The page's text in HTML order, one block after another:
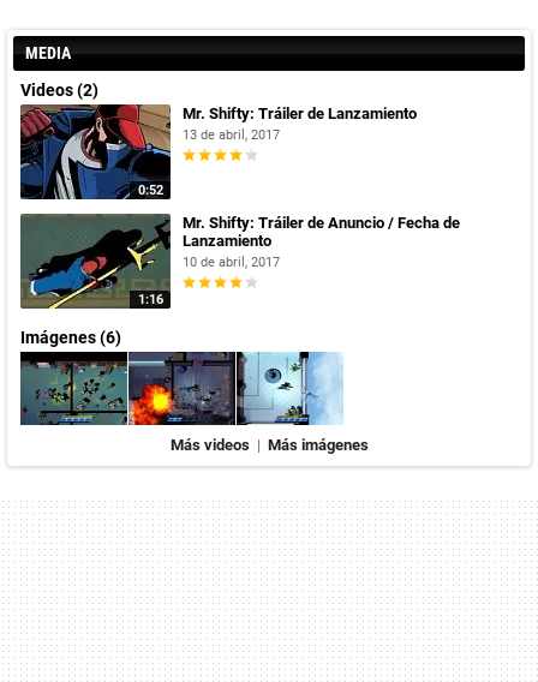
MEDIA
Videos (2)
0:52
Mr. Shifty: Tráiler de Lanzamiento
13 de abril, 2017
1:16
Mr. Shifty: Tráiler de Anuncio / Fecha de
Lanzamiento
10 de abril, 2017
Imágenes (6)
Más videos| Más imágenes